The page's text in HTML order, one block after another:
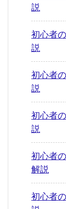
説
初心者
説
初心者
説
初心者
説
初心者
解説
初心者